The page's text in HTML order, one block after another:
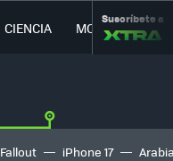
CIENCIA MOVILIDAD
Suscríbete a
Fallout iPhone 17